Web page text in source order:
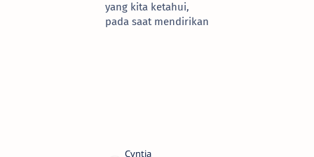
yang kita ketahui,
pada saat mendirikan